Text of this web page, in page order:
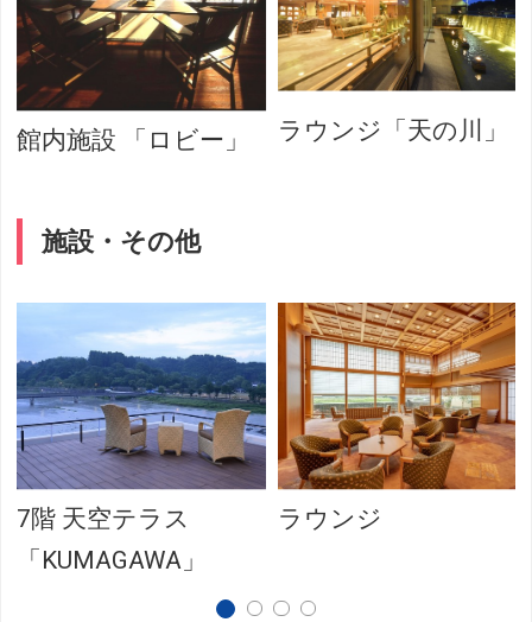
館内施設 「ロビー」 ラウンジ「天の川」
施設・その他
7階 天空テラス
「KUMAGAWA」
ラウンジ